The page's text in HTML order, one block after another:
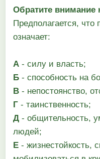
Обратите внимание
Предполагается, что
означает:
А - силу и власть;
Б - способность на
В - непостоянство,
Г - таинственность;
Д - общительность,
людей;
Е - жизнестойкость,